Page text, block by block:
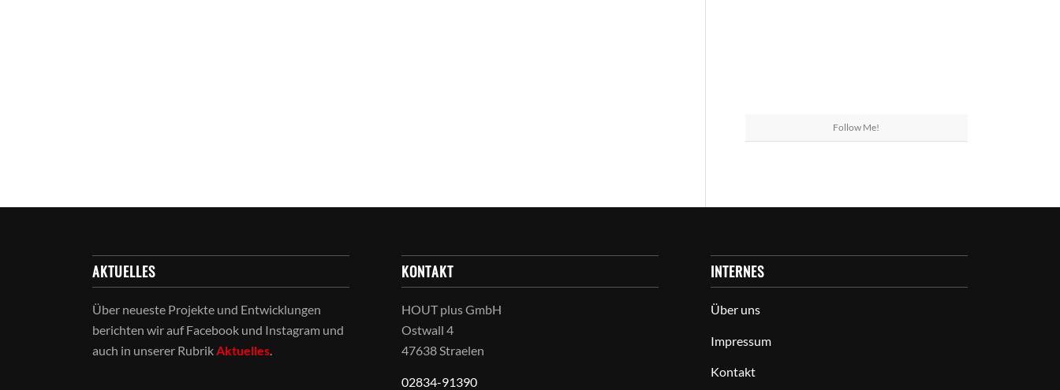
Follow Me!
AKTUELLES
Über neueste Projekte und Entwicklungen
berichten wir auf Facebook und Instagram und
auch in unserer RubrikAktuelles.
KONTAKT
HOUT plus GmbH
Ostwall 4
47638 Straelen
02834-91390
INTERNES
Über uns
Impressum
Kontakt